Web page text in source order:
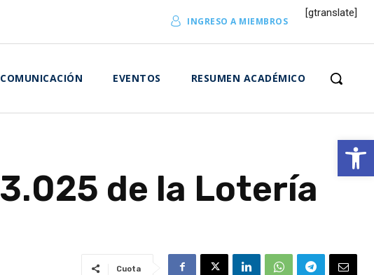
Abrir
INGRESO A MIEMBROS
[gtranslate]
COMUNICACIÓN EVENTOS RESUMEN ACADÉMICO
de la Lotería
Cuota